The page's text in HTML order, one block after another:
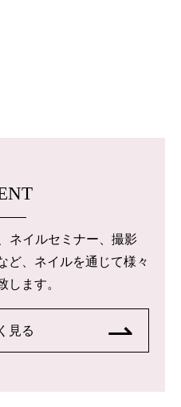
ネイルセミナー、撮影
ど、ネイルを通じて様々
します。
見る